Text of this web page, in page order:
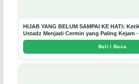
HIJAB YANG BELUM SAMPAI KE HATI:
Ustadz Menjadi Cermin yang Paling Kejam
Beli / Baca